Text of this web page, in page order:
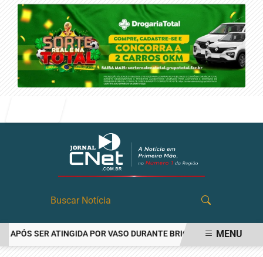
SER ATINGIDA POR VASO DURANTE BRIGA FAMILIAR EMMENU